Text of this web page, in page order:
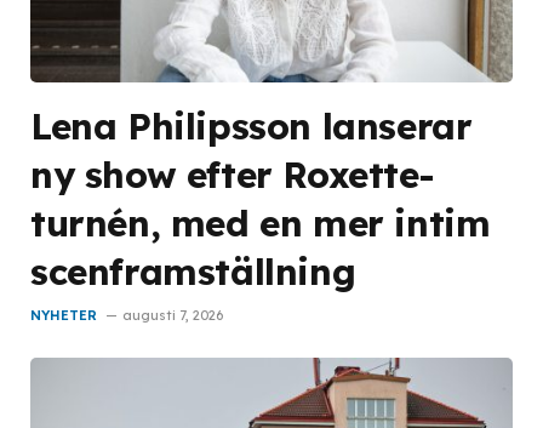
Lena Philipsson lanserar
ny show efter Roxette-
turnén, med en mer intim
scenframställning
NYHETER augusti 7, 2026